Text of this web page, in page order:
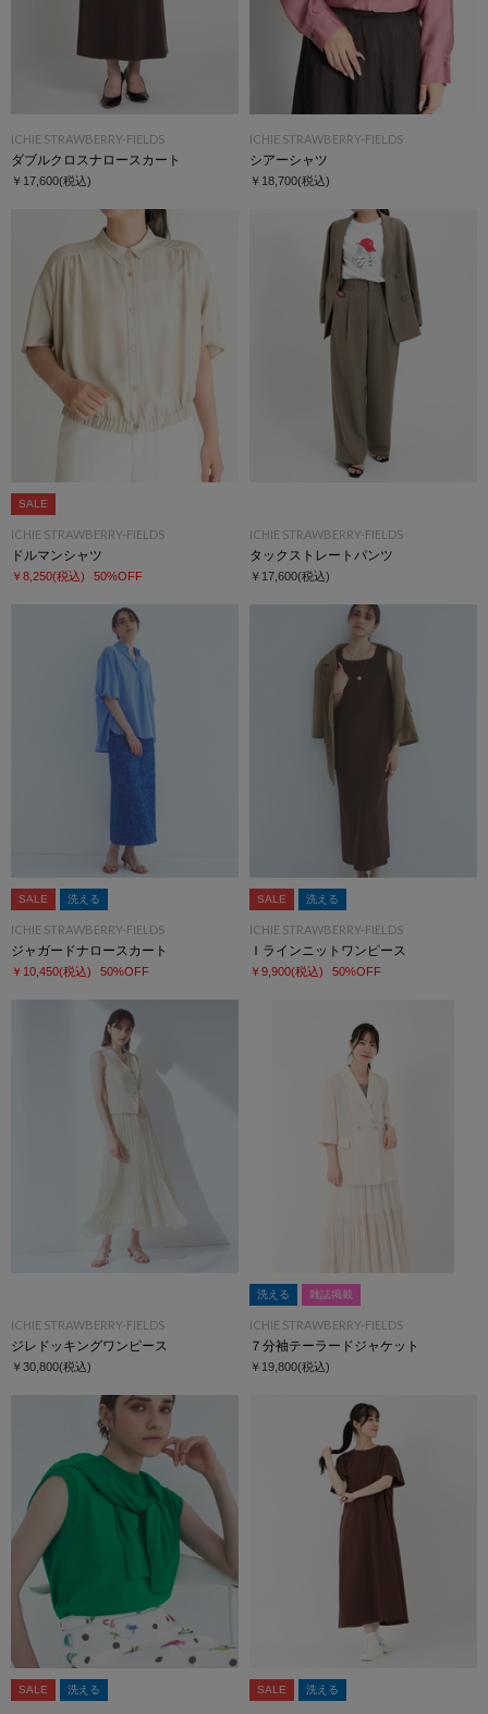
ICHIE STRAWBERRY-FIELDS
ダブルクロスナロースカート
￥17,600(税込)
ICHIE STRAWBERRY-FIELDS
シアーシャツ
￥18,700(税込)
SALE
ICHIE STRAWBERRY-FIELDS
ドルマンシャツ
￥8,250(税込) 50%OFF
ICHIE STRAWBERRY-FIELDS
タックストレートパンツ
￥17,600(税込)
SALE 洗える
ICHIE STRAWBERRY-FIELDS
ジャガードナロースカート
￥10,450(税込) 50%OFF
SALE 洗える
ICHIE STRAWBERRY-FIELDS
Ｉラインニットワンピース
￥9,900(税込) 50%OFF
ICHIE STRAWBERRY-FIELDS
ジレドッキングワンピース
￥30,800(税込)
洗える 雑誌掲載
ICHIE STRAWBERRY-FIELDS
７分袖テーラードジャケット
￥19,800(税込)
SALE 洗える SALE 洗える